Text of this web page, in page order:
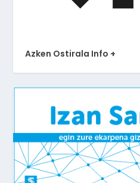
Azken Ostirala Info +